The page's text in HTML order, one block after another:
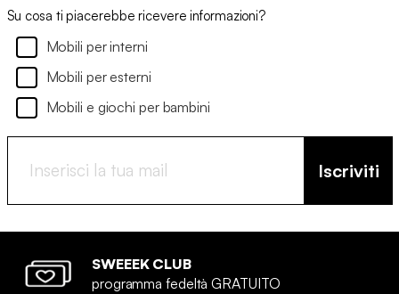
Su cosa ti piacerebbe ricevere informazioni?
Mobili per interni
Mobili per esterni
Mobili e giochi per bambini
Iscriviti
SWEEEK CLUB
programma fedeltà GRATUITO